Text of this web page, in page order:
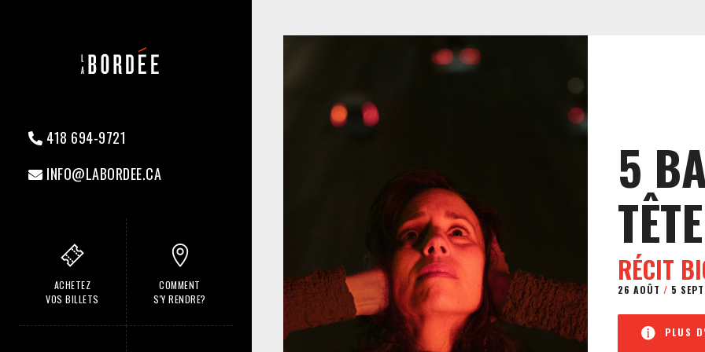
418 694-9721
INFO@LABORDEE.CA
ACHETEZ
VOS BILLETS
COMMENT
S'Y RENDRE?
5
TÊTE
RÉCIT
26 AOÛT / 5
PLUS